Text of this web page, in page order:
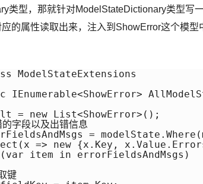
类型，那就针对ModelStateDictionary类型写
的属性读取出来，注入到ShowError这个模型
ModelStateExtensions
IEnumerable<ShowError>
= new List<ShowError>();
字段以及出错信息
=
=> new {x.Key,
item in errorFieldsAndMsgs)
键